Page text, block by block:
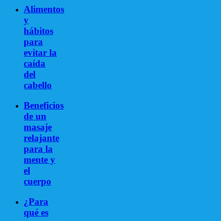
Alimentos
y
hábitos
para
evitar la
caída
del
cabello
Beneficios
de un
masaje
relajante
para la
mente y
el
cuerpo
¿Para
qué es